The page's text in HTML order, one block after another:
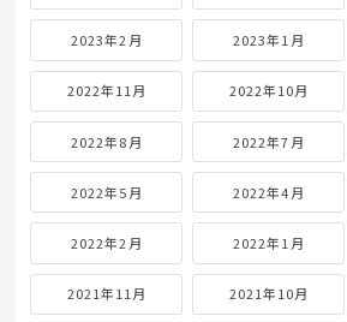
2023年2月 2023年1月
2022年11月 2022年10月
2022年8月 2022年7月
2022年5月 2022年4月
2022年2月 2022年1月
2021年11月 2021年10月